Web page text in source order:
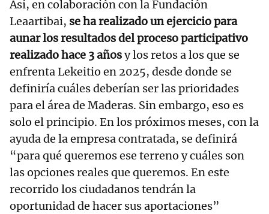
Así, en colaboración con la Fundación
Leaartibai, se ha realizado un ejercicio para
aunar los resultados del proceso participativo
realizado hace 3 añosy los retos a los que se
enfrenta Lekeitio en 2025, desde donde se
definiría cuáles deberían ser las prioridades
para el área de Maderas. Sin embargo, eso es
solo el principio. En los próximos meses, con la
ayuda de la empresa contratada, se definirá
“para qué queremos ese terreno y cuáles son
las opciones reales que queremos. En este
recorrido los ciudadanos tendrán la
oportunidad de hacer sus aportaciones”